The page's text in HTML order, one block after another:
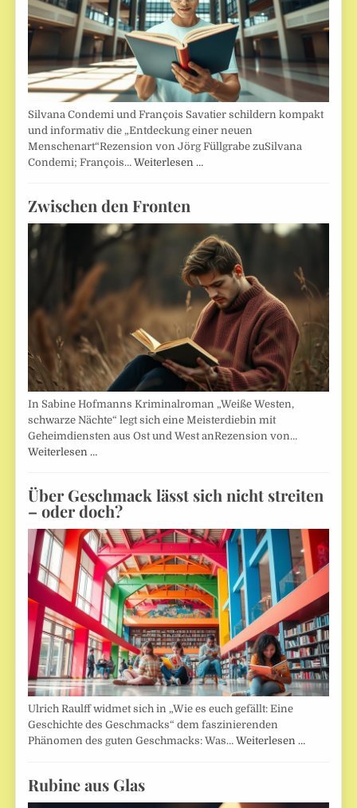
Silvana Condemi und François Savatier schildern kompakt
und informativ die „Entdeckung einer neuen
Menschenart“Rezension von Jörg Füllgrabe zuSilvana
Condemi; François…Weiterlesen …
Zwischen den Fronten
In Sabine Hofmanns Kriminalroman „Weiße Westen,
schwarze Nächte“ legt sich eine Meisterdiebin mit
Geheimdiensten aus Ost und West anRezension von…
Weiterlesen …
Über Geschmack lässt sich nicht streiten
– oder doch?
Ulrich Raulff widmet sich in „Wie es euch gefällt: Eine
Geschichte des Geschmacks“ dem faszinierenden
Phänomen des guten Geschmacks: Was…Weiterlesen …
Rubine aus Glas